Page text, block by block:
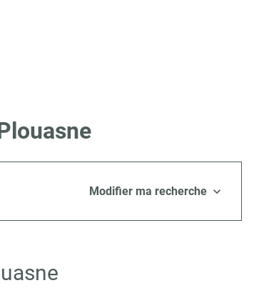
Modifier ma recherche